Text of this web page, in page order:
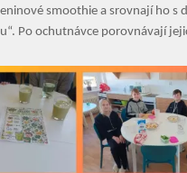
smoothie a srovnají ho s
Po ochutnávce porovnávají